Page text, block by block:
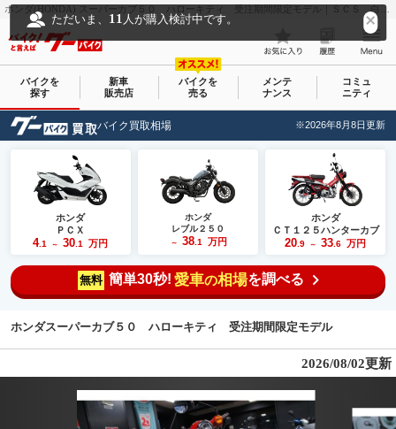
ホンダ(HONDA) スーパーカブ５０ ハローキティ 受注期間限定モデル｜ＳＣＳ 白山本店｜新車・中古バイクなら【グーバイク(GooBike)】
ただいま、 11 人が購入検討中です。
バイクを
探す
新車
販売店
バイクを
売る
メンテ
ナンス
コミュ
ニティ
バイク買取相場 ※2026年8月8日更新
ホンダ
ＰＣＸ
4.1 ～ 30 .1 万円
ホンダ
レブル２５０
～ 38.1 万円
ホンダ
ＣＴ１２５ハンターカブ
20 .9 ～ 33 .6 万円
無料 簡単30秒! 愛車の相場を調べる
ホンダスーパーカブ５０ ハローキティ 受注期間限定モデル
2026/08/02更新